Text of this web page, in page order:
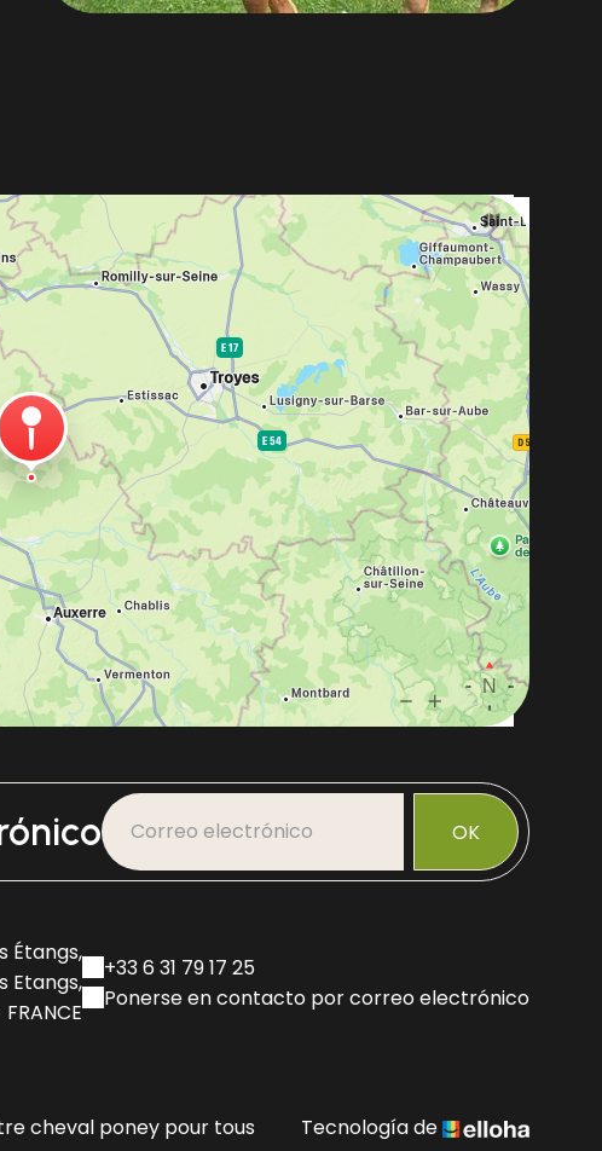
OK
Étangs,
Etangs,
+33 6 31 79 17 25
Ponerse en contacto por correo electrónico
cheval poney pour tous Tecnología de